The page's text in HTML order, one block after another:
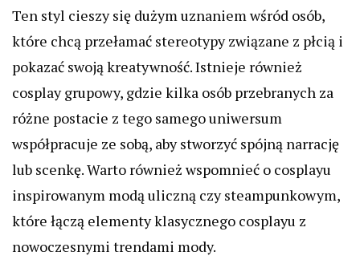
Ten styl cieszy się dużym uznaniem wśród osób,
które chcą przełamać stereotypy związane z płcią i
pokazać swoją kreatywność. Istnieje również
cosplay grupowy, gdzie kilka osób przebranych za
różne postacie z tego samego uniwersum
współpracuje ze sobą, aby stworzyć spójną narrację
lub scenkę. Warto również wspomnieć o cosplayu
inspirowanym modą uliczną czy steampunkowym,
które łączą elementy klasycznego cosplayu z
nowoczesnymi trendami mody.